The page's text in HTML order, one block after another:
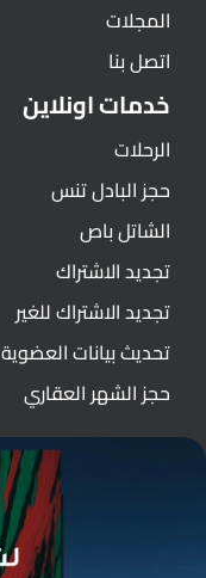
المجلات
اتصل بنا
خدمات اونلاين
الرحلات
حجز البادل تنس
الشاتل باص
تجديد الاشتراك
تجديد الاشتراك للغير
تحديث بيانات العضوية
حجز الشهر العقاري